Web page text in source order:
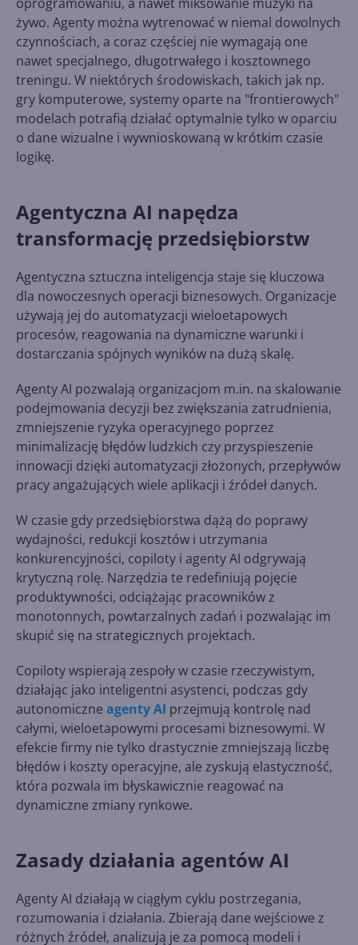
żywo. Agenty można wytrenować w niemal dowolnych
czynnościach, a coraz częściej nie wymagają one
nawet specjalnego, długotrwałego i kosztownego
treningu. W niektórych środowiskach, takich jak np.
gry komputerowe, systemy oparte na "frontierowych"
modelach potrafią działać optymalnie tylko w oparciu
o dane wizualne i wywnioskowaną w krótkim czasie
logikę.
Agentyczna AI napędza
transformację przedsiębiorstw
Agentyczna sztuczna inteligencja staje się kluczowa
dla nowoczesnych operacji biznesowych. Organizacje
używają jej do automatyzacji wieloetapowych
procesów, reagowania na dynamiczne warunki i
dostarczania spójnych wyników na dużą skalę.
Agenty AI pozwalają organizacjom m.in. na skalowanie
podejmowania decyzji bez zwiększania zatrudnienia,
zmniejszenie ryzyka operacyjnego poprzez
minimalizację błędów ludzkich czy przyspieszenie
innowacji dzięki automatyzacji złożonych, przepływów
pracy angażujących wiele aplikacji i źródeł danych.
W czasie gdy przedsiębiorstwa dążą do poprawy
wydajności, redukcji kosztów i utrzymania
konkurencyjności, copiloty i agenty AI odgrywają
krytyczną rolę. Narzędzia te redefiniują pojęcie
produktywności, odciążając pracowników z
monotonnych, powtarzalnych zadań i pozwalając im
skupić się na strategicznych projektach.
Copiloty wspierają zespoły w czasie rzeczywistym,
działając jako inteligentni asystenci, podczas gdy
autonomiczne agenty AI przejmują kontrolę nad
całymi, wieloetapowymi procesami biznesowymi. W
efekcie firmy nie tylko drastycznie zmniejszają liczbę
błędów i koszty operacyjne, ale zyskują elastyczność,
która pozwala im błyskawicznie reagować na
dynamiczne zmiany rynkowe.
Zasady działania agentów AI
Agenty AI działają w ciągłym cyklu postrzegania,
rozumowania i działania. Zbierają dane wejściowe z
różnych źródeł, analizują je za pomocą modeli i